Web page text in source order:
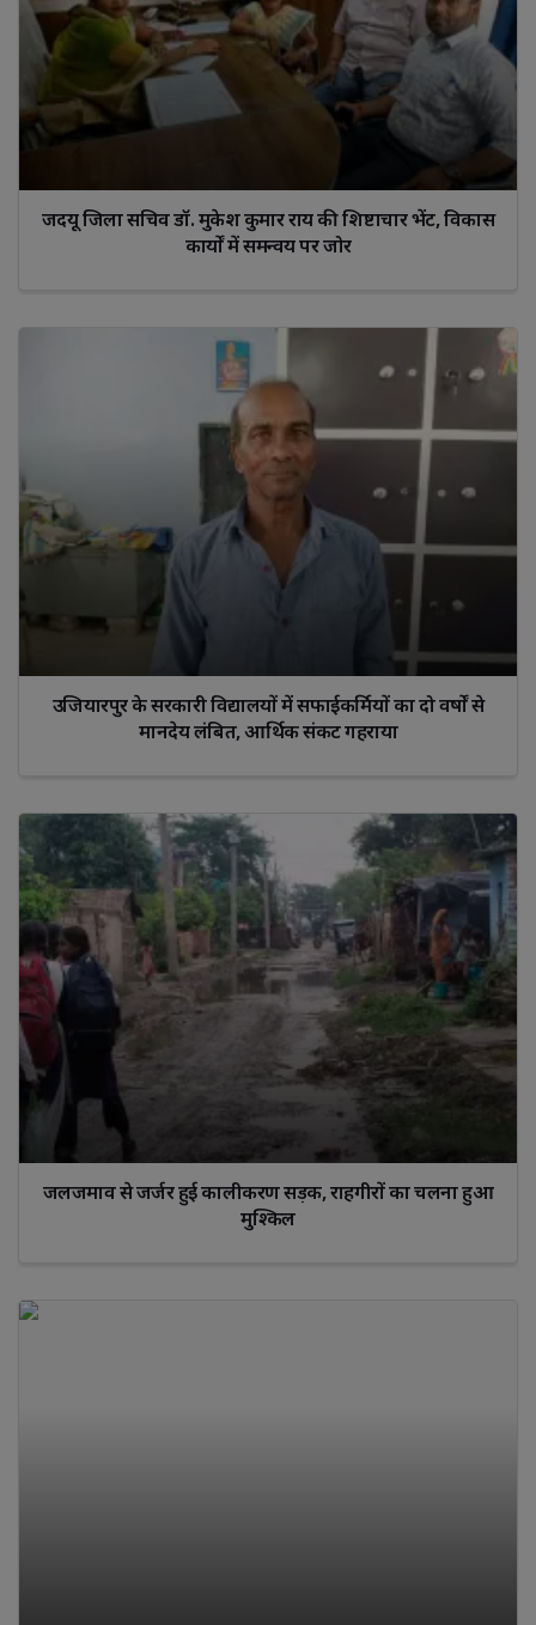
जदयू जिला सचिव डॉ. मुकेश कुमार राय की शिष्टाचार भेंट, विकास
कार्यों में समन्वय पर जोर
उजियारपुर के सरकारी विद्यालयों में सफाईकर्मियों का दो वर्षों से
मानदेय लंबित, आर्थिक संकट गहराया
जलजमाव से जर्जर हुई कालीकरण सड़क, राहगीरों का चलना हुआ
मुश्किल